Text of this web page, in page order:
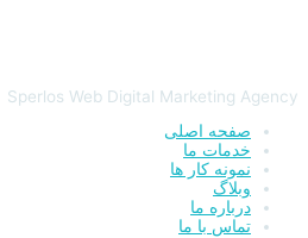
Sperlos Web Digital Marketing Agency
صفحه اصلی
خدمات ما
نمونه کار ها
وبلاگ
درباره ما
تماس با ما